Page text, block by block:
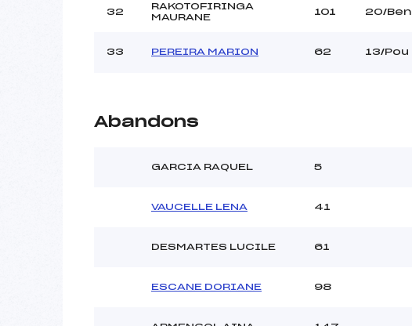
32
RAKOTOFIRINGA
MAURANE
101 20/Ben
33 PEREIRA MARION 62 13/Pou
Abandons
GARCIA RAQUEL 5
VAUCELLE LENA 41
DESMARTES LUCILE 61
ESCANE DORIANE 98